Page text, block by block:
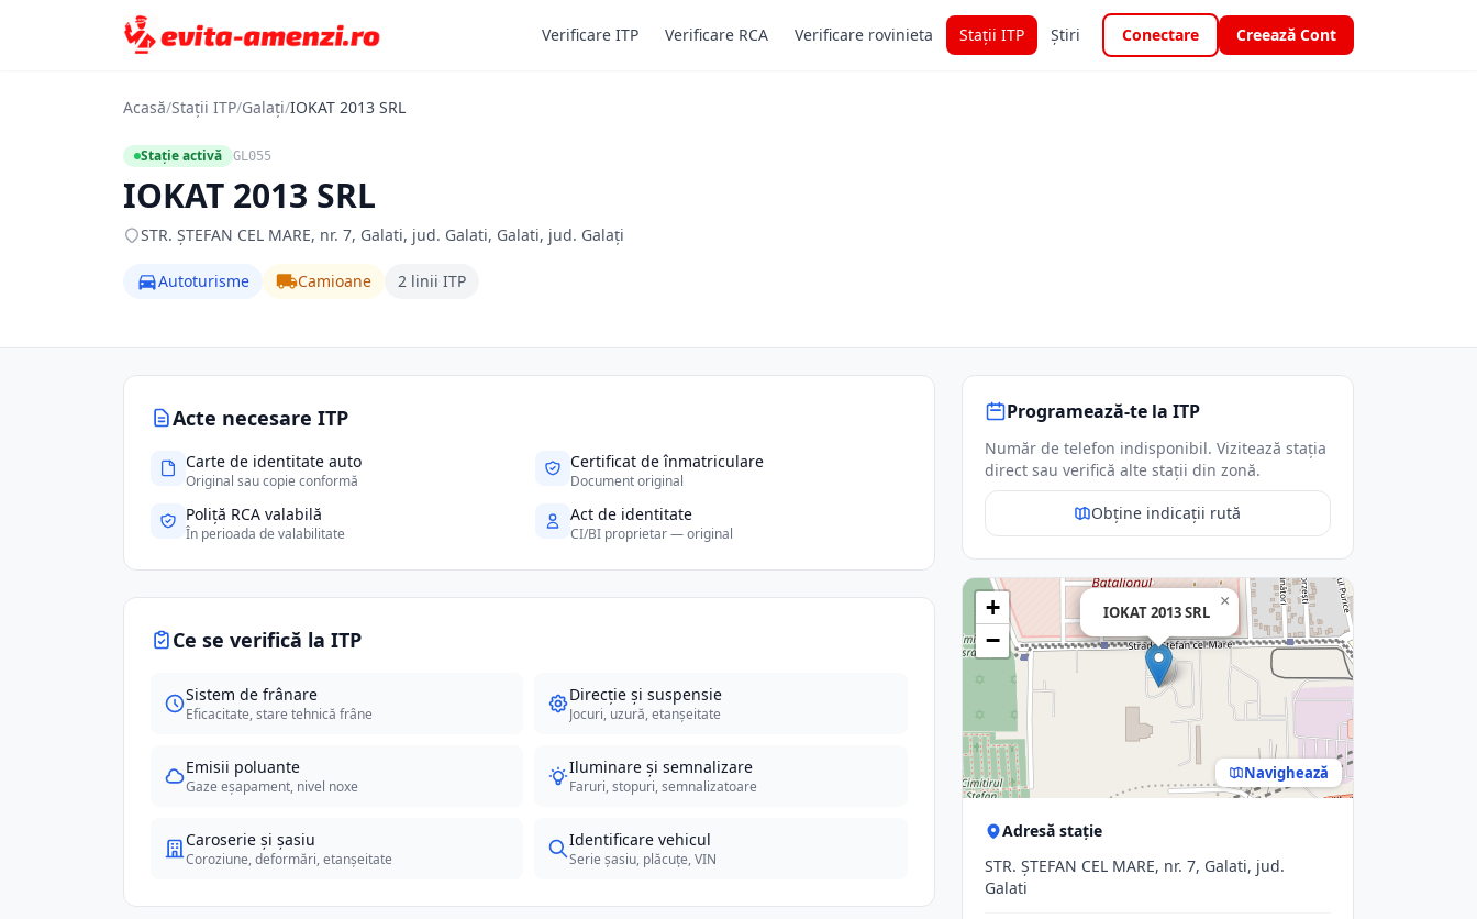
Verificare ITP Verificare RCA Verificare rovinieta Stații ITP Știri Conectare Creează Cont
Acasă/Stații ITP/Galați/IOKAT 2013 SRL
Stație activă GL055
IOKAT 2013 SRL
STR. ŞTEFAN CEL MARE, nr. 7, Galati, jud. Galati, Galati, jud. Galați
Autoturisme Camioane 2 linii ITP
Acte necesare ITP
Carte de identitate auto
Original sau copie conformă
Certificat de înmatriculare
Document original
Poliță RCA valabilă
În perioada de valabilitate
Act de identitate
CI/BI proprietar — original
Ce se verifică la ITP
Sistem de frânare
Eficacitate, stare tehnică frâne
Direcție și suspensie
Jocuri, uzură, etanșeitate
Emisii poluante
Gaze eșapament, nivel noxe
Iluminare și semnalizare
Faruri, stopuri, semnalizatoare
Caroserie și șasiu
Coroziune, deformări, etanșeitate
Identificare vehicul
Serie șasiu, plăcuțe, VIN
Programează-te la ITP
Număr de telefon indisponibil. Vizitează stația
direct sau verifică alte stații din zonă.
Obține indicații rută
IOKAT 2013 SRL
×
+
−
Navighează
Adresă stație
STR. ŞTEFAN CEL MARE, nr. 7, Galati, jud.
Galati